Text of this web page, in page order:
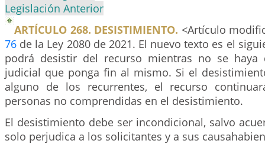
Legislación Anterior
ARTÍCULO 268. DESISTIMIENTO. <Artículo
76 de la Ley 2080 de 2021. El nuevo texto es el
podrá desistir del recurso mientras no se haya
judicial que ponga fin al mismo. Si el
alguno de los recurrentes, el recurso
personas no comprendidas en el desistimiento.
El desistimiento debe ser incondicional, salvo
solo perjudica a los solicitantes y a sus